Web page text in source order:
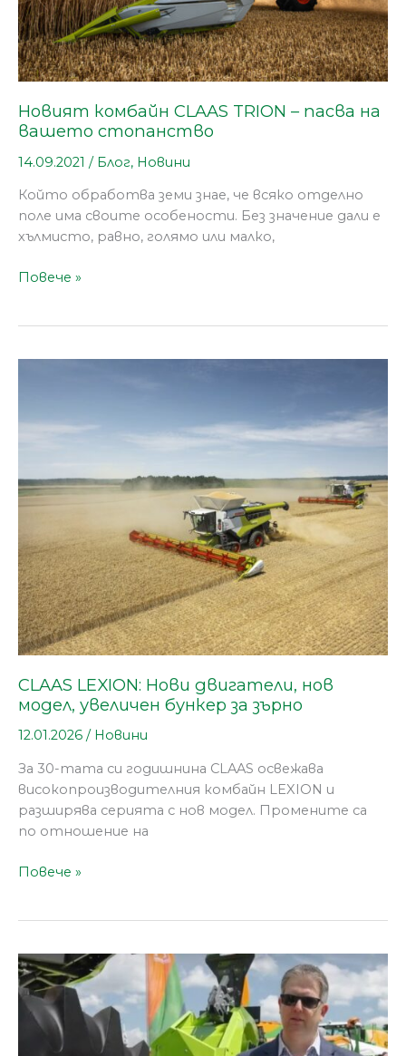
Новият комбайн CLAAS TRION – пасва на
вашето стопанство
14.09.2021 / Блог, Новини
Който обработва земи знае, че всяко отделно
поле има своите особености. Без значение дали е
хълмисто, равно, голямо или малко,
Повече »
CLAAS LEXION: Нови двигатели, нов
модел, увеличен бункер за зърно
12.01.2026 / Новини
За 30-тата си годишнина CLAAS освежава
високопроизводителния комбайн LEXION и
разширява серията с нов модел. Промените са
по отношение на
двигатели,
увеличен
зърно
Повече »
CLAAS
EVION
450
премиера